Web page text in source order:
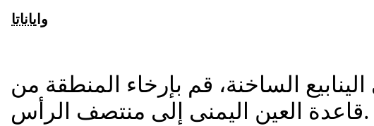
واياناتا
الساخنة، قم بإرخاء المنطقة من
قاعدة العين اليمنى إلى منتصف الرأس.